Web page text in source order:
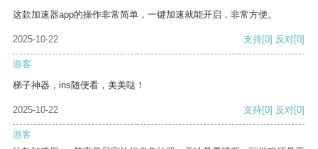
这款加速器app的操作非常简单，一键加速就能开启，非常方便。
2025-10-22 支持[0] 反对[0]
游客
梯子神器，ins随便看，美美哒！
2025-10-22 支持[0] 反对[0]
游客